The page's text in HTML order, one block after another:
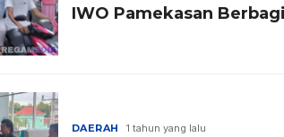
IWO Pamekasan
DAERAH 1 tahun yang lalu